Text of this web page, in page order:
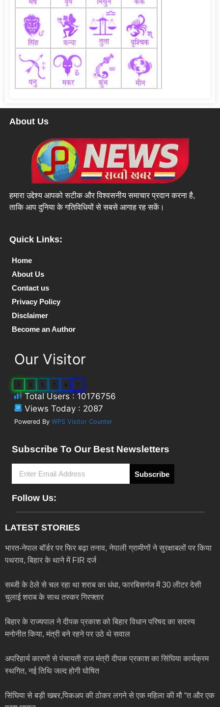
About Us
हमारा उद्देश्य आपको सटीक और विश्वसनीय समाचार प्रदान करना है,
ताकि आप दुनिया के गतिविधियों से सबसे आगाह रह सकें।
Quick Links:
Home
About Us
Contact us
Privacy Policy
Disclaimer
Become an Author
Our Visitor
1 1 7 6 7
Total Users : 10176756
Views Today : 2087
Powered By WPS Visitor Counter
Subscribe To Our Best Newsletters
Subscribe
Follow Us:
LATEST STORIES
भारत-नेपाल बॉर्डर पर फिर बढ़ा तनाव, नेपाली ग्रामीणों ने सुरक्षाबलों पर किया
पथराव, बिहार के थाने में FIR दर्ज
सब्जी के ठेले से चल रहा था शराब का धंधा, फारबिसगंज में 30 लीटर देसी
चुलाई शराब के साथ तस्कर गिरफ्तार
बिहार के राज्यपाल ने दीपक प्रकाश को बिहार विधान परिषद का सदस्य
मनोनीत किया, मंत्री बने रहने पर उठे थे सवाल
अपरिहार्य कारणों से पंचायती राज मंत्री दीपक प्रकाश का सिंघिया कार्यक्रम
स्थगित, नई तिथि जल्द होगी घोषित
सिंघिया से बड़ी खबर,पिकअप की ठोकर लगने से एक महिला की मौ “त और एक